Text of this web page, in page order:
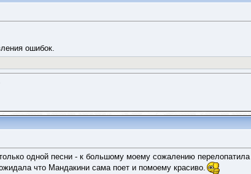
ошибок.
одной песни - к большому моему сожалению
что Мандакини сама поет и помоему красиво.